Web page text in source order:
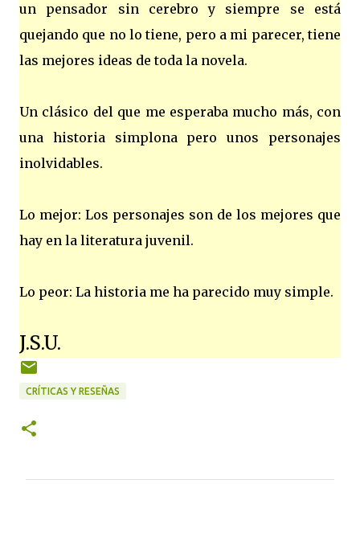
un pensador sin cerebro y siempre se está
quejando que no lo tiene, pero a mi parecer, tiene
las mejores ideas de toda la novela.
Un clásico del que me esperaba mucho más, con
una historia simplona pero unos personajes
inolvidables.
Lo mejor: Los personajes son de los mejores que
hay en la literatura juvenil.
Lo peor: La historia me ha parecido muy simple.
J.S.U.
CRÍTICAS Y RESEÑAS